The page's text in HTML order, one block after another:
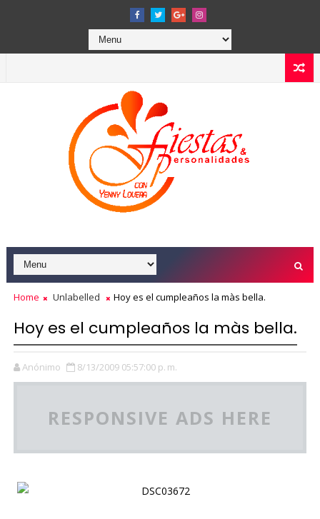
Home Unlabelled Hoy es el cumpleaños la màs bella.
Hoy es el cumpleaños la màs bella.
Anónimo 8/13/2009 05:57:00 p. m.
RESPONSIVE ADS HERE